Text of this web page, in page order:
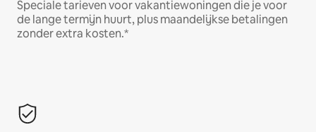
Speciale tarieven voor vakantiewoningen die je voor
de lange termijn huurt, plus maandelijkse betalingen
zonder extra kosten.*